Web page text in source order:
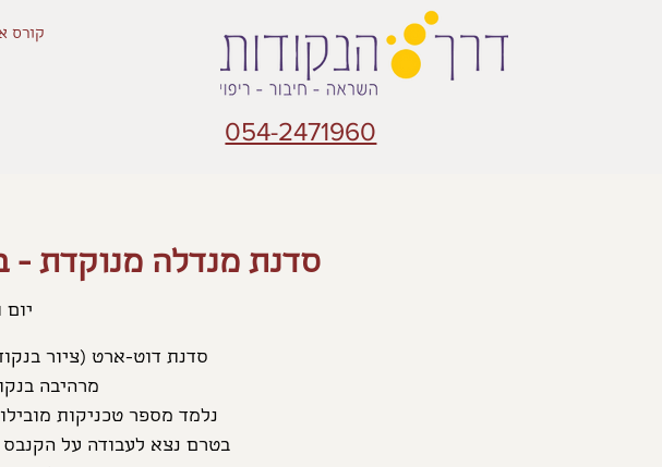
קורס
054-2471960
סדנת מנדלה מנוקדת -
יום ו׳, 22
בטרם נצא לעבודה על הקנבס